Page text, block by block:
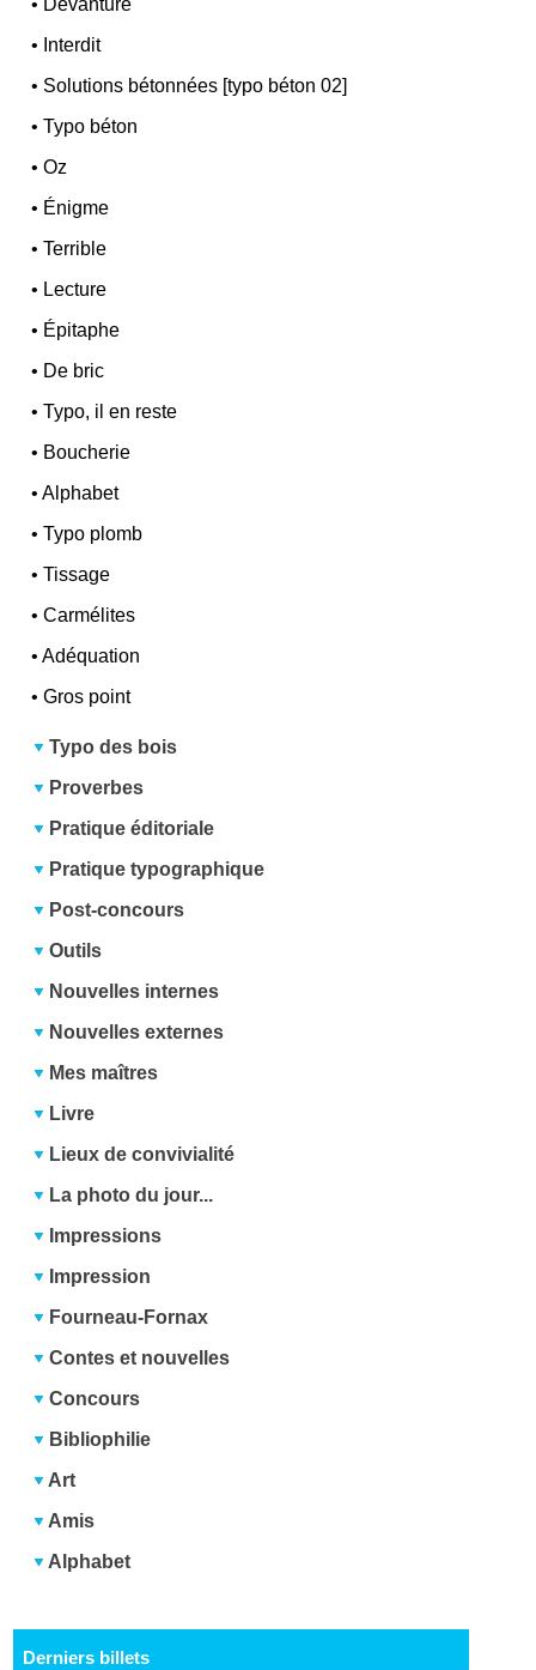
• Devanture
• Interdit
• Solutions bétonnées [typo béton 02]
•Typo béton
•Oz
• Énigme
•Terrible
• Lecture
• Épitaphe
• De bric
•Typo, il en reste
• Boucherie
•Alphabet
•Typo plomb
•Tissage
•Carmélites
•Adéquation
•Gros point
Typo des bois
Proverbes
Pratique éditoriale
Pratique typographique
Post-concours
Outils
Nouvelles internes
Nouvelles externes
Mes maîtres
Livre
Lieux de convivialité
La photo du jour...
Impressions
Impression
Fourneau-Fornax
Contes et nouvelles
Concours
Bibliophilie
Art
Amis
Alphabet
Derniers billets